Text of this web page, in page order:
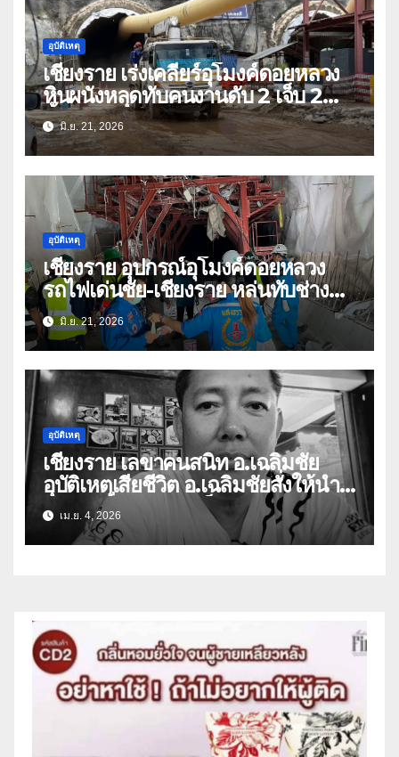
อุบัติเหตุ
เชียงราย เร่งเคลียร์อุโมงค์ดอยหลวง
หินผนังหลุดทับคนงานดับ 2 เจ็บ 2
ทั้งหมดล้วนคนกาญจนบุรี-เมียนมา
มิ.ย. 21, 2026
อุบัติเหตุ
เชียงราย อุปกรณ์อุโมงค์ดอยหลวง
รถไฟเด่นชัย-เชียงราย หล่นทับช่าง
เสียชีวิต 2 ราย สาหัส 2
มิ.ย. 21, 2026
อุบัติเหตุ
เชียงราย เลขาคนสนิท อ.เฉลิมชัย
อุบัติเหตุเสียชีวิต อ.เฉลิมชัยสั่งให้นำ
ร่างเผาที่วัดร่องขุ่นเป็นศพแรก
เม.ย. 4, 2026